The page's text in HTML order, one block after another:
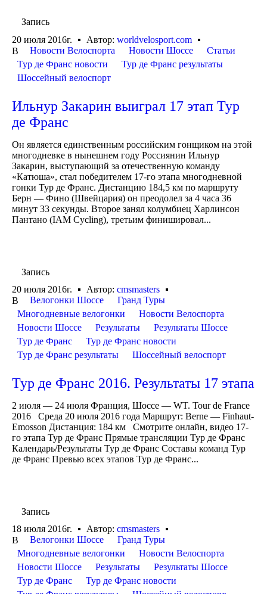
Запись
20 июля 2016г.
Автор: worldvelosport.com
В
Новости Велоспорта Новости Шоссе
Статьи
Тур де Франс новости
Тур де Франс результаты
Шоссейный велоспорт
Ильнур Закарин выиграл 17 этап Тур
де Франс
Он является единственным российским гонщиком на этой
многодневке в нынешнем году Россиянин Ильнур
Закарин, выступающий за отечественную команду
«Катюша», стал победителем 17-го этапа многодневной
гонки Тур де Франс. Дистанцию 184,5 км по маршруту
Берн — Фино (Швейцария) он преодолел за 4 часа 36
минут 33 секунды. Второе занял колумбиец Харлинсон
Пантано (IAM Cycling), третьим финишировал...
Запись
20 июля 2016г.
Автор: cmsmasters
В
Велогонки Шоссе
Гранд Туры
Многодневные велогонки
Новости Велоспорта
Новости Шоссе
Результаты
Результаты Шоссе
Тур де Франс
Тур де Франс новости
Тур де Франс результаты
Шоссейный велоспорт
Тур де Франс 2016. Результаты 17 этапа
2 июля — 24 июля Франция, Шоссе — WT. Tour de France
2016 Среда 20 июля 2016 года Маршрут: Berne — Finhaut-
Emosson Дистанция: 184 км Смотрите онлайн, видео 17-
го этапа Тур де Франс Прямые трансляции Тур де Франс
Календарь/Результаты Тур де Франс Составы команд Тур
де Франс Превью всех этапов Тур де Франс...
Запись
18 июля 2016г.
Автор: cmsmasters
В
Велогонки Шоссе
Гранд Туры
Многодневные велогонки
Новости Велоспорта
Новости Шоссе
Результаты
Результаты Шоссе
Тур де Франс
Тур де Франс новости